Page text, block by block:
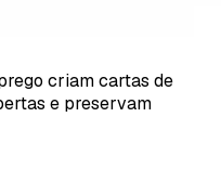
criam cartas de
e preservam